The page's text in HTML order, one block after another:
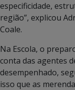
especificidade,
região”, explicou
Coale.
Na Escola, o
conta das agentes
desempenhado,
isso que as